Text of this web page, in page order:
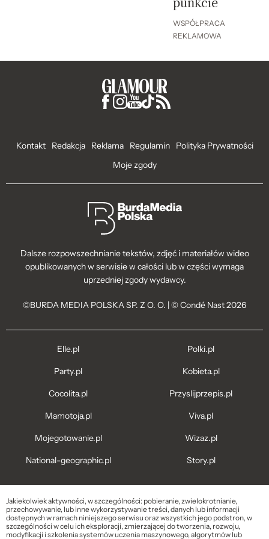
punkcie
WSPÓŁPRACA
REKLAMOWA
Kontakt Redakcja Reklama Regulamin
Polityka Prywatności
Moje zgody
Dalsze rozpowszechnianie tekstów, zdjęć i materiałów wideo
opublikowanych w serwisie w całości lub w części wymaga
uprzedniej zgody wydawcy.
©BURDA MEDIA POLSKA SP. Z O. O. | © Condé Nast 2026
Elle.pl
Party.pl
Cocolita.pl
Mamotoja.pl
Mojegotowanie.pl
National-geographic.pl
Polki.pl
Kobieta.pl
Przyslijprzepis.pl
Viva.pl
Wizaz.pl
Story.pl
Jakiekolwiek aktywności, w szczególności: pobieranie, zwielokrotnianie,
przechowywanie, lub inne wykorzystywanie treści, danych lub informacji
dostępnych w ramach niniejszego serwisu oraz wszystkich jego podstron, w
szczególności w celu ich eksploracji, zmierzającej do tworzenia, rozwoju,
modyfikacji i szkolenia systemów uczenia maszynowego, algorytmów lub